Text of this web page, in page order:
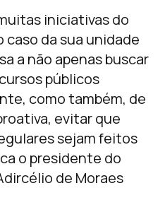
iniciativas do
da sua unidade
a não apenas buscar
públicos
como também, de
evitar que
sejam feitos
o presidente do
de Moraes